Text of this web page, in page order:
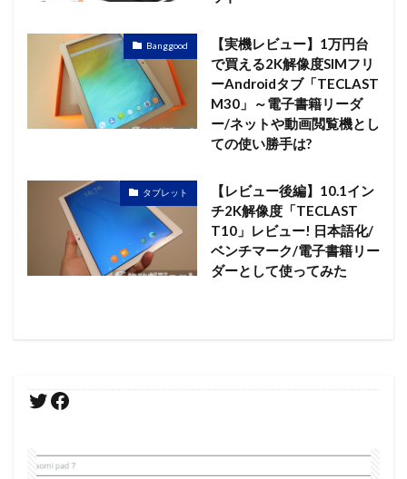
Banggood
【実機レビュー】1万円台
で買える2K解像度SIMフリ
ーAndroidタブ「TECLAST
M30」～電子書籍リーダ
ー/ネットや動画閲覧機とし
ての使い勝手は?
タブレット
【レビュー後編】10.1イン
チ2K解像度「TECLAST
T10」レビュー! 日本語化/
ベンチマーク/電子書籍リー
ダーとして使ってみた